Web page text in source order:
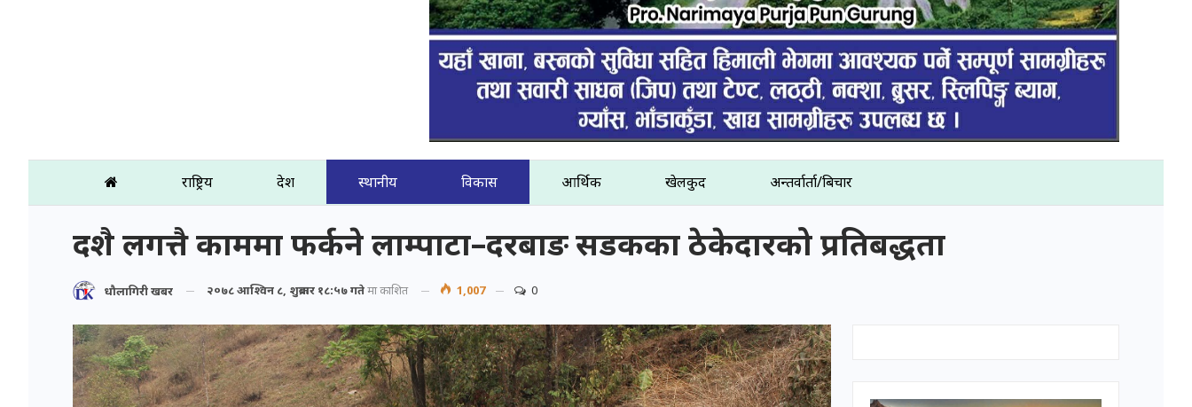
राष्ट्रिय प्रदेश स्थानीय विकास आर्थिक खेलकुद अन्तर्वार्ता/बिचार
दशै लगत्तै काममा फर्कने लाम्पाटा–दरबाङ सडकका ठेकेदारको प्रतिबद्धता
धौलागिरी खबर २०७८ आश्विन ८, शुक्रबार १८:५७ गतेमा प्रकाशित 1,007 0